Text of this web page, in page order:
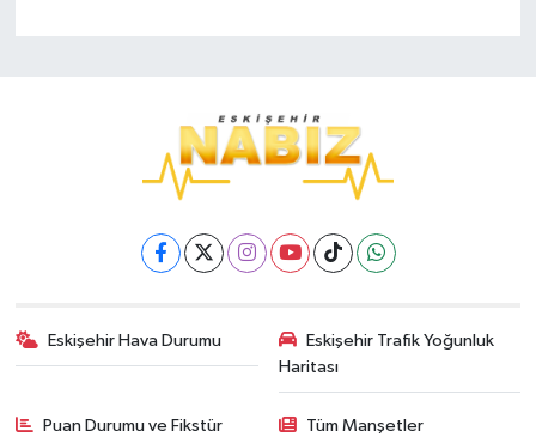
Eskişehir Hava Durumu
Eskişehir Trafik Yoğunluk
Haritası
Puan Durumu ve Fikstür Tüm Manşetler